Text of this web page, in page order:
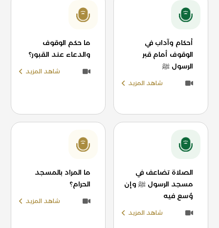
أحكام وآداب في
الوقوف أمام قبر
الرسول ﷺ
شاهد المزيد
ما حكم الوقوف
والدعاء عند القبور؟
شاهد المزيد
الصلاة تضاعف في
مسجد الرسول ﷺ وإن
وُسع فيه
شاهد المزيد
ما المراد بالمسجد
الحرام؟
شاهد المزيد